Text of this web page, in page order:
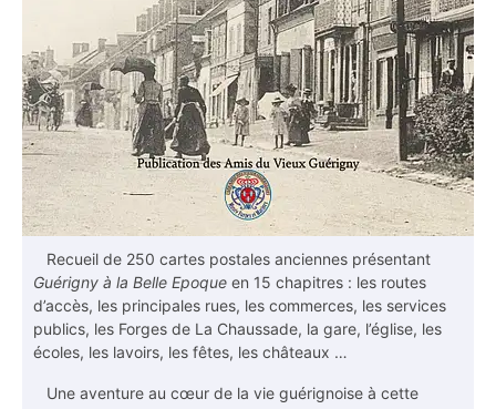
Recueil de 250 cartes postales anciennes présentant
Guérigny à la Belle Epoque en 15 chapitres : les routes
d’accès, les principales rues, les commerces, les services
publics, les Forges de La Chaussade, la gare, l’église, les
écoles, les lavoirs, les fêtes, les châteaux …
Une aventure au cœur de la vie guérignoise à cette